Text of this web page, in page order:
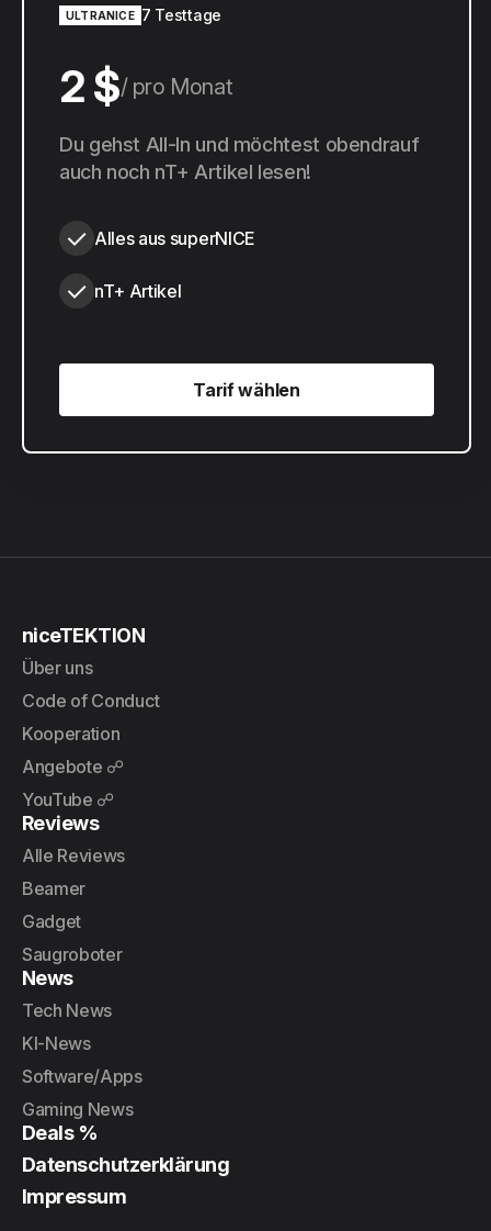
ULTRANICE 7 Testtage
2 $ pro Monat
20 $ pro Jahr
Du gehst All-In und möchtest obendrauf
auch noch nT+ Artikel lesen!
Alles aus superNICE
nT+ Artikel
Tarif wählen
Tarif wählen
niceTEKTION
Über uns
Code of Conduct
Kooperation
Angebote ☍
YouTube ☍
Reviews
Alle Reviews
Beamer
Gadget
Saugroboter
News
Tech News
KI-News
Software/Apps
Gaming News
Deals %
Datenschutzerklärung
Impressum